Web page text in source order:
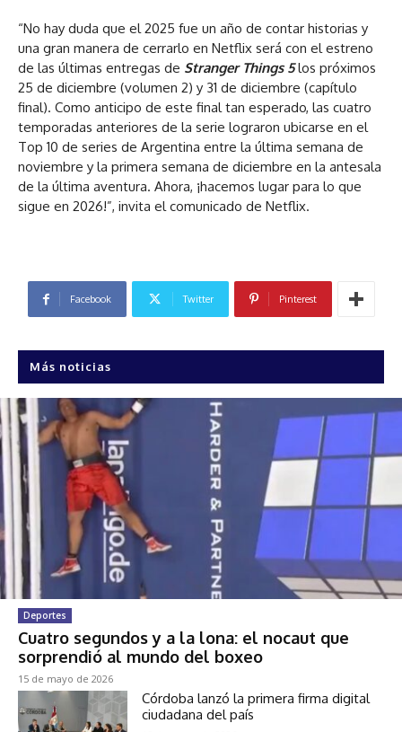
“No hay duda que el 2025 fue un año de contar historias y
una gran manera de cerrarlo en Netflix será con el estreno
de las últimas entregas de Stranger Things 5los próximos
25 de diciembre (volumen 2) y 31 de diciembre (capítulo
final). Como anticipo de este final tan esperado, las cuatro
temporadas anteriores de la serie lograron ubicarse en el
Top 10 de series de Argentina entre la última semana de
noviembre y la primera semana de diciembre en la antesala
de la última aventura. Ahora, ¡hacemos lugar para lo que
sigue en 2026!”, invita el comunicado de Netflix.
Facebook Twitter Pinterest
Más noticias
Deportes
Cuatro segundos y a la lona: el nocaut que
sorprendió al mundo del boxeo
15 de mayo de 2026
Córdoba lanzó la primera firma digital
ciudadana del país